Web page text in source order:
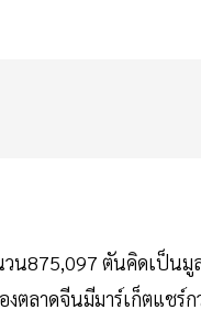
น875,097 ตันคิดเป็นมู
งตลาดจีนมีมาร์เก็ตแช